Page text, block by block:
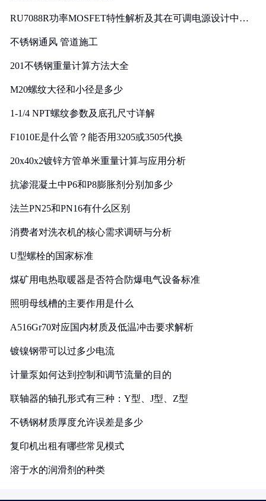
RU7088R功率MOSFET特性解析及其在可调电源设计中的
不锈钢通风 管道施工
201不锈钢重量计算方法大全
M20螺纹大径和小径是多少
1-1/4 NPT螺纹参数及底孔尺寸详解
F1010E是什么管？能否用3205或3505代换
20x40x2镀锌方管单米重量计算与应用分析
抗渗混凝土中P6和P8膨胀剂分别加多少
法兰PN25和PN16有什么区别
消费者对洗衣机的核心需求调研与分析
U型螺栓的国家标准
煤矿用电热取暖器是否符合防爆电气设备标准
照明母线槽的主要作用是什么
A516Gr70对应国内材质及低温冲击要求解析
镀镍钢带可以过多少电流
计量泵如何达到控制和调节流量的目的
联轴器的轴孔形式有三种：Y型、J型、Z型
不锈钢材质厚度允许误差是多少
复印机出租有哪些常见模式
溶于水的润滑剂的种类